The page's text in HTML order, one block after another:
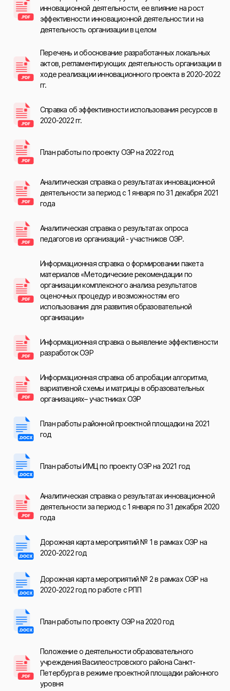
инновационной деятельности, ее влияние на рост
эффективности инновационной деятельности и на
деятельность организации в целом
Перечень и обоснование разработанных локальных
актов, регламентирующих деятельность организации в
ходе реализации инновационного проекта в 2020-2022
гг.
Справка об эффективности использования ресурсов в
2020-2022 гг.
План работы по проекту ОЭР на 2022 год
Аналитическая справка о результатах инновационной
деятельности за период с 1 января по 31 декабря 2021
года
Аналитическая справка о результатах опроса
педагогов из организаций - участников ОЭР.
Информационная справка о формировании пакета
материалов «Методические рекомендации по
организации комплексного анализа результатов
оценочных процедур и возможностям его
использования для развития образовательной
организации»
Информационная справка о выявление эффективности
разработок ОЭР
Информационная справка об апробации алгоритма,
вариативной схемы и матрицы в образовательных
организациях– участниках ОЭР
План работы районной проектной площадки на 2021
год
План работы ИМЦ по проекту ОЭР на 2021 год
Аналитическая справка о результатах инновационной
деятельности за период с 1 января по 31 декабря 2020
года
Дорожная карта мероприятий № 1 в рамках ОЭР на
2020-2022 год
Дорожная карта мероприятий № 2 в рамках ОЭР на
2020-2022 год по работе с РПП
План работы по проекту ОЭР на 2020 год
Положение о деятельности образовательного
учреждения Василеостровского района Санкт-
Петербурга в режиме проектной площадки районного
уровня